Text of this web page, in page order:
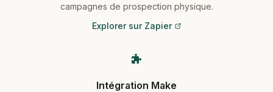
campagnes de prospection physique.
Explorer sur Zapier
Intégration Make